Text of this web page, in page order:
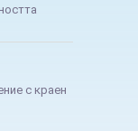
с краен